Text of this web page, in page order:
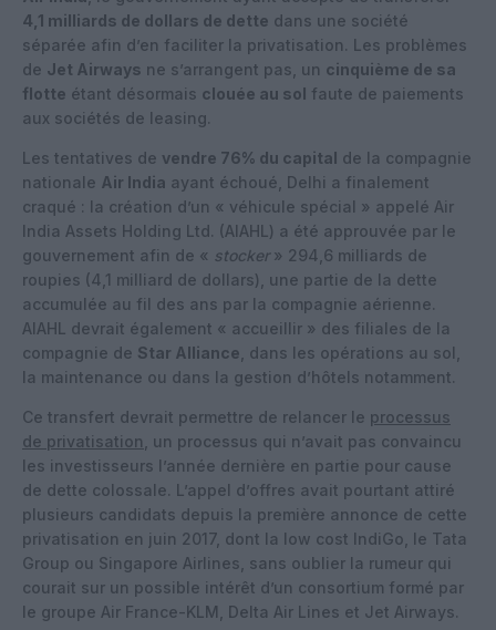
4,1 milliards de dollars de dette dans une société
séparée afin d’en faciliter la privatisation. Les problèmes
de Jet Airways ne s’arrangent pas, un cinquième de sa
flotte étant désormais clouée au sol faute de paiements
aux sociétés de leasing.
Les tentatives de vendre 76% du capital de la compagnie
nationale Air India ayant échoué, Delhi a finalement
craqué : la création d’un « véhicule spécial » appelé Air
India Assets Holding Ltd. (AIAHL) a été approuvée par le
gouvernement afin de « stocker» 294,6 milliards de
roupies (4,1 milliard de dollars), une partie de la dette
accumulée au fil des ans par la compagnie aérienne.
AIAHL devrait également « accueillir » des filiales de la
compagnie de Star Alliance , dans les opérations au sol,
la maintenance ou dans la gestion d’hôtels notamment.
Ce transfert devrait permettre de relancer le processus
de privatisation
, un processus qui n’avait pas convaincu
les investisseurs l’année dernière en partie pour cause
de dette colossale. L’appel d’offres avait pourtant attiré
plusieurs candidats depuis la première annonce de cette
privatisation en juin 2017, dont la low cost IndiGo, le Tata
Group ou Singapore Airlines, sans oublier la rumeur qui
courait sur un possible intérêt d’un consortium formé par
le groupe Air France-KLM, Delta Air Lines et Jet Airways.